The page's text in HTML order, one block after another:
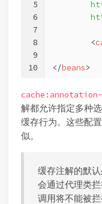
5
6
7
8
9
10
<
</beans>
解都允许指定多种
缓存行为。这些配
似。
缓存注解的默
会通过代理类
调用将不能被